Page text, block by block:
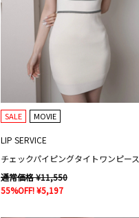
SALE MOVIE
LIP SERVICE
チェックパイピングタイトワンピース
通常価格 ¥11,550
55%OFF! ¥5,197